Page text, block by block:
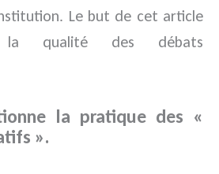
Le but de cet article
la qualité des débats
la pratique des «
».